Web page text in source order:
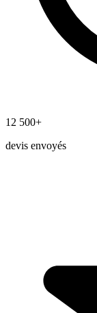
12 500+
devis envoyés